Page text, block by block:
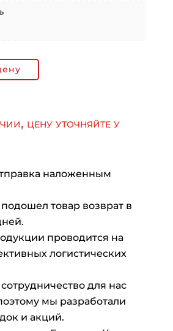
цену уточняйте у
наложенным
товар возврат в
проводится на
логистических
для нас
мы разработали
и акций.